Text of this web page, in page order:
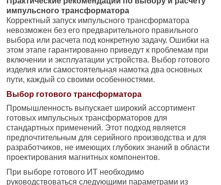
импульсного трансформатора
Корректный запуск импульсного трансформатора
невозможен без его предварительного правильного
выбора или расчета под конкретную задачу. Ошибки на
этом этапе гарантированно приведут к проблемам при
включении и эксплуатации устройства. Выбор готового
изделия или самостоятельная намотка два основных
пути, каждый со своими особенностями.
Выбор готового трансформатора
Промышленность выпускает широкий ассортимент
готовых импульсных трансформаторов для
стандартных применений. Этот подход является
предпочтительным для серийного производства и для
разработчиков, не имеющих глубоких знаний в области
проектирования магнитных компонентов.
При выборе готового ИТ необходимо
руководствоваться следующими параметрами из